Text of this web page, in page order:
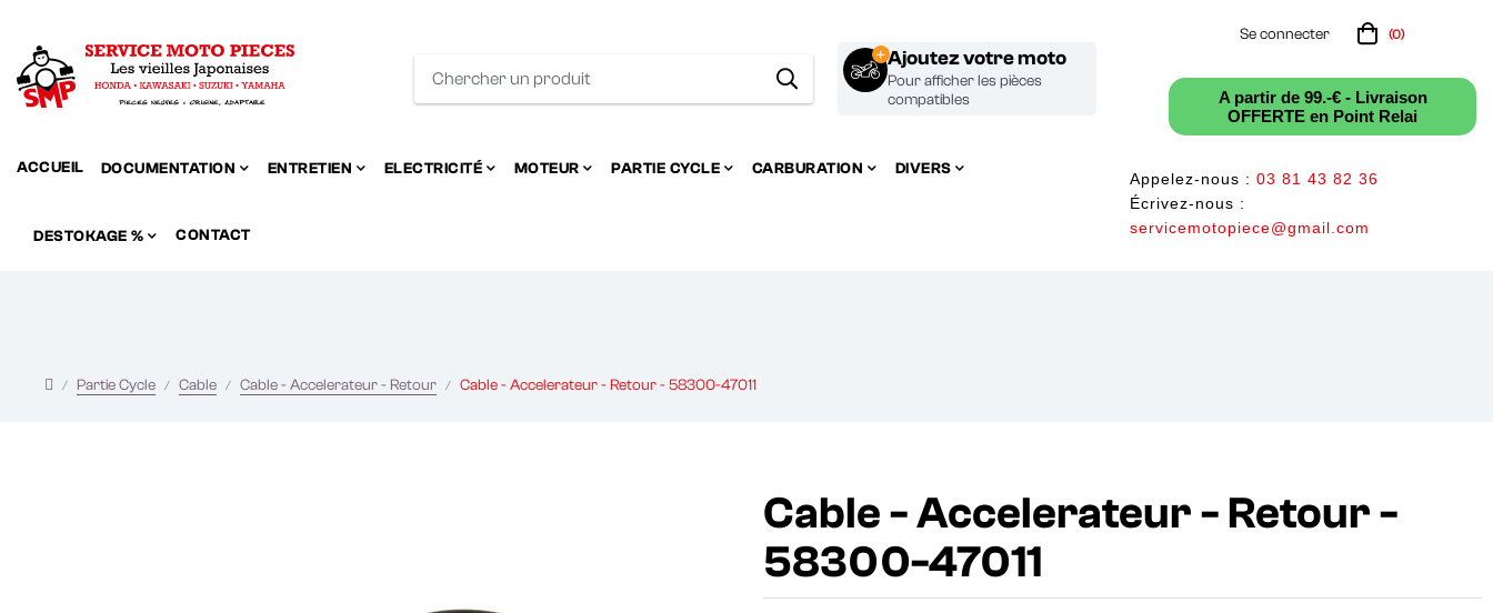
Ajoutez votre moto
Pour afficher les pièces
compatibles
Se connecter (0)
A partir de 99.-€ - Livraison
OFFERTE en Point Relai
ACCUEIL DOCUMENTATION ENTRETIEN ELECTRICITÉ MOTEUR PARTIE CYCLE CARBURATION DIVERS
DESTOKAGE % CONTACT
Appelez-nous : 03 81 43 82 36
Écrivez-nous :
servicemotopiece@gmail.com
Partie Cycle Cable Cable - Accelerateur - Retour Cable - Accelerateur - Retour - 58300-47011
Cable - Accelerateur - Retour -
58300-47011